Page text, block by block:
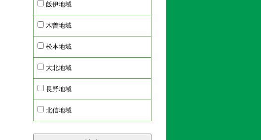
飯伊地域
木曽地域
松本地域
大北地域
長野地域
北信地域